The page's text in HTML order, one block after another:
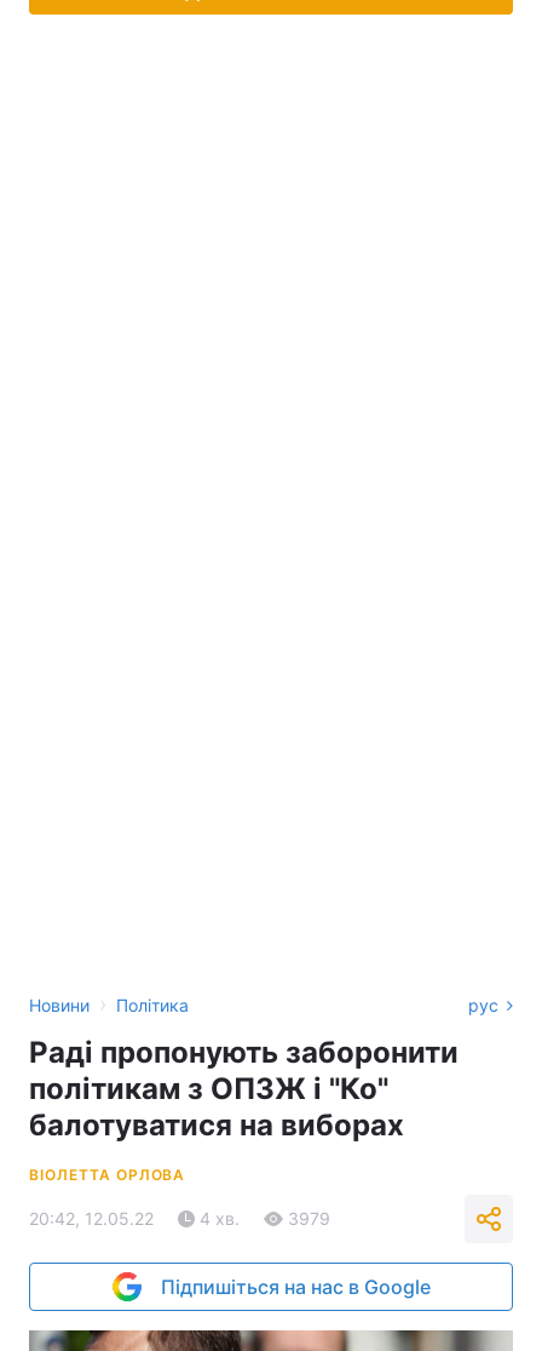
Новини › Політика рус
Раді пропонують заборонити
політикам з ОПЗЖ і "Ко"
балотуватися на виборах
ВІОЛЕТТА ОРЛОВА
20:42, 12.05.22 4 хв. 3979
Підпишіться на нас в Google